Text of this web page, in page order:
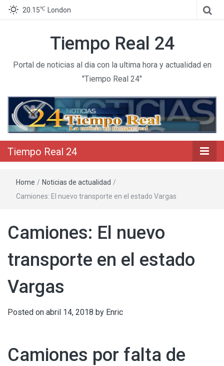
20.15℃ London
Tiempo Real 24
Portal de noticias al dia con la ultima hora y actualidad en
"Tiempo Real 24"
Tiempo Real 24
Home / Noticias de actualidad /
Camiones: El nuevo transporte en el estado Vargas
Camiones: El nuevo
transporte en el estado
Vargas
Posted on abril 14, 2018 by Enric
Camiones por falta de